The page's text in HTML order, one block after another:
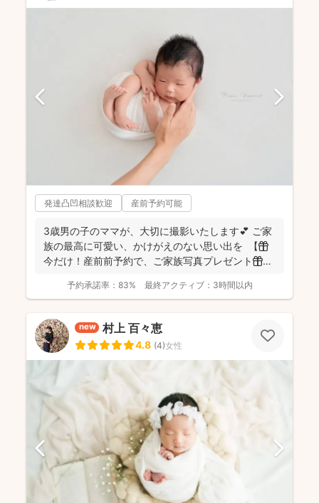
発達凸凹相談歓迎 産前予約可能
3歳男の子のママが、大切に撮影いたします💕 ご家
族の最高に可愛い、かけがえのない思い出を 【🎁
今だけ！産前前予約で、ご家族写真プレゼント🎁】
予約承諾率： 83% 最終アクティブ： 3時間以内
new 村上 百々恵
4.8 (4)女性